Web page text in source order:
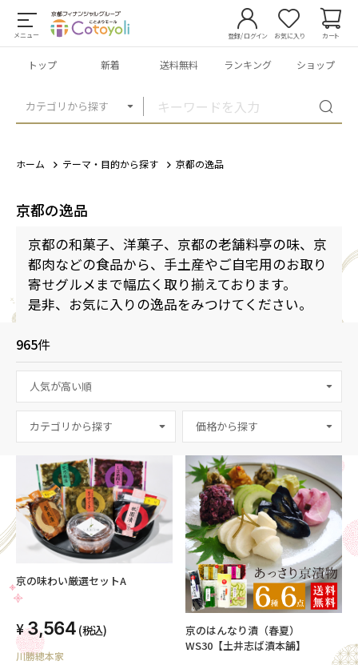
メニュー
カテゴリから探す
登録/ログイン お気に入り カート
トップ 新着 送料無料 ランキング ショップ
ホーム テーマ・目的から探す 京都の逸品
京都の逸品
京都の和菓子、洋菓子、京都の老舗料亭の味、京
都肉などの食品から、手土産やご自宅用のお取り
寄せグルメまで幅広く取り揃えております。
是非、お気に入りの逸品をみつけてください。
965件
カテゴリから探す
京の味わい厳選セットA
3,564 (税込)
川勝總本家
京のはんなり漬（春夏）
WS30【土井志ば漬本舗】